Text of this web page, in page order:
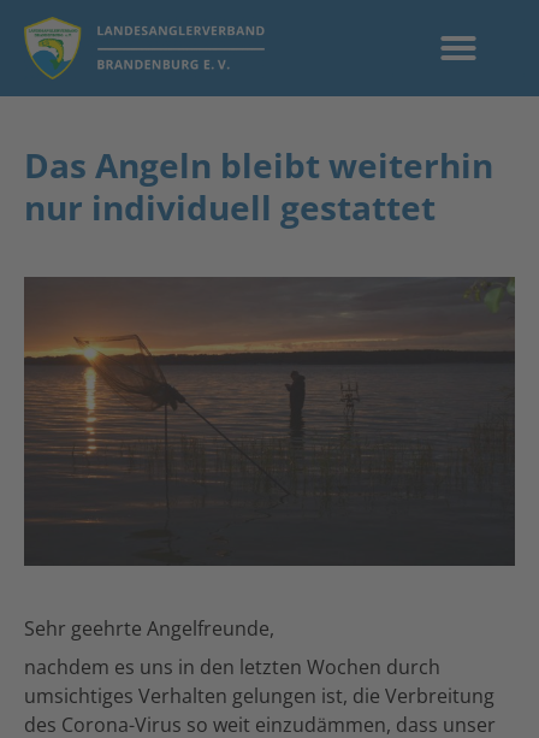
Das Angeln bleibt weiterhin
nur individuell gestattet
Sehr geehrte Angelfreunde,
nachdem es uns in den letzten Wochen durch
umsichtiges Verhalten gelungen ist, die Verbreitung
des Corona-Virus so weit einzudämmen, dass unser